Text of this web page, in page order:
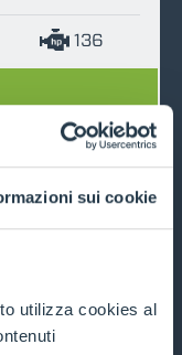
sui cookie
utilizza cookies al
136
COMPARE